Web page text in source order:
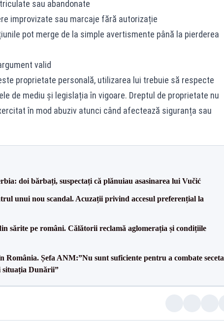
sau abandonate
improvizate sau marcaje fără autorizație
pot merge de la simple avertismente până la pierderea
valid
proprietate personală, utilizarea lui trebuie să respecte
de mediu și legislația în vigoare. Dreptul de proprietate nu
în mod abuziv atunci când afectează siguranța sau
doi bărbați, suspectați că plănuiau asasinarea lui Vučić
unui nou scandal. Acuzații privind accesul preferențial la
sărite pe români. Călătorii reclamă aglomerația și condițiile
România. Șefa ANM:”Nu sunt suficiente pentru a combate seceta
situația Dunării”